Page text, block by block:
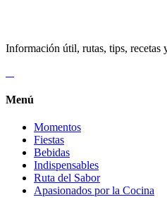
Información útil, rutas, tips, recetas
Menú
Momentos
Fiestas
Bebidas
Indispensables
Ruta del Sabor
Apasionados por la Cocina